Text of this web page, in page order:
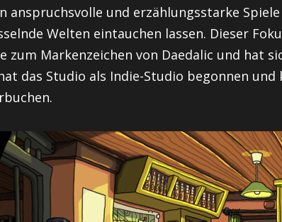
anspruchsvolle und erzählungsstarke
Welten eintauchen lassen. Dieser
zum Markenzeichen von Daedalic und hat
das Studio als Indie-Studio begonnen